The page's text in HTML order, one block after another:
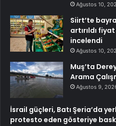
Ağustos 10,
Siirt’te
artırıldı
incelendi
Ağustos 10,
Muş’ta
Arama
Ağustos 9,
İsrail güçleri, Batı Şeria’da
protesto eden gösteriye